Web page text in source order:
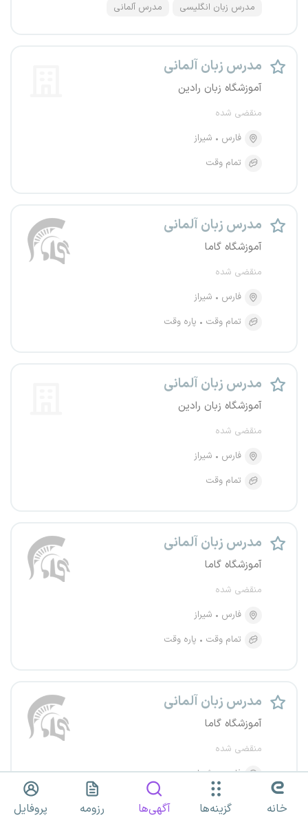
مدرس زبان انگلیسی مدرس آلمانی
مدرس زبان آلمانی
آموزشگاه زبان رادین
منقضی شده
فارس
شیراز
تمام وقت
مدرس زبان آلمانی
آموزشگاه گاما
منقضی شده
فارس
شیراز
تمام وقت
پاره وقت
مدرس زبان آلمانی
آموزشگاه زبان رادین
منقضی شده
فارس
شیراز
تمام وقت
مدرس زبان آلمانی
آموزشگاه گاما
منقضی شده
فارس
شیراز
تمام وقت
پاره وقت
مدرس زبان آلمانی
آموزشگاه گاما
منقضی شده
فارس
شیراز
تمام وقت
خانه گزینه‌ها آگهی‌ها رزومه پروفایل